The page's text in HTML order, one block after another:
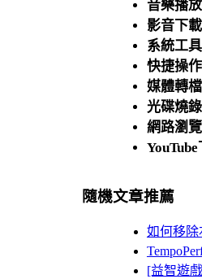
音樂播放
影音下載
系統工具
快捷操作
媒體轉檔
光碟燒錄
網路瀏覽
隨機文章推薦
如何移除
[益智遊